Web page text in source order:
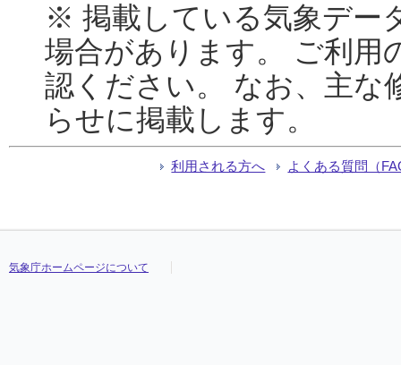
※ 掲載している気象デー
場合があります。 ご利用
認ください。 なお、主な
らせに掲載します。
利用される方へ よくある質問（
気象庁ホームページについて